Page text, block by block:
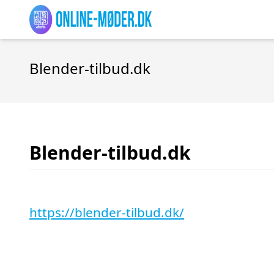
Blender-tilbud.dk
Blender-tilbud.dk
https://blender-tilbud.dk/